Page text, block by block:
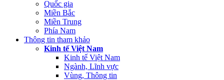
Quốc gia
Miền Bắc
Miền Trung
Phía Nam
Thông tin tham khảo
Kinh tế Việt Nam
Kinh tế Việt Nam
Ngành, Lĩnh vực
Vùng, Thông tin